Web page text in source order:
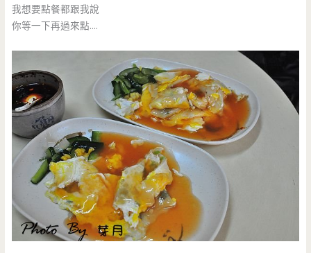
我想要點餐都跟我說
你等一下再過來點….